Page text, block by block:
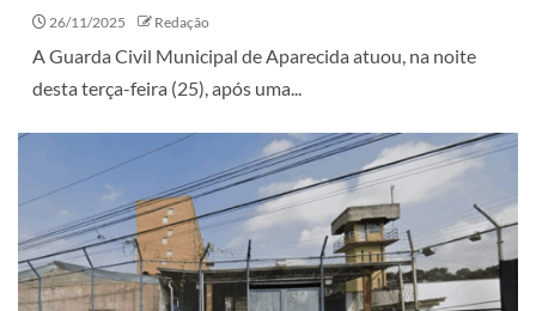
26/11/2025 Redação
A Guarda Civil Municipal de Aparecida atuou, na noite
desta terça-feira (25), após uma...